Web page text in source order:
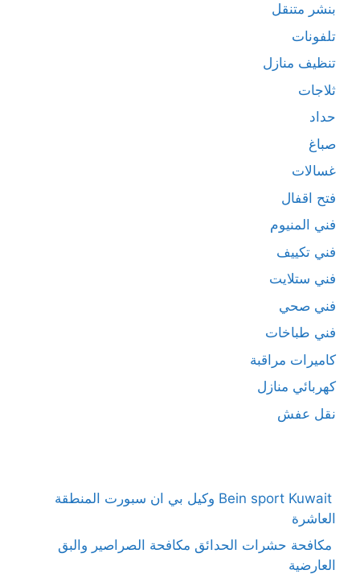
بنشر متنقل
تلفونات
تنظيف منازل
ثلاجات
حداد
صباغ
غسالات
فتح اقفال
فني المنيوم
فني تكييف
فني ستلايت
فني صحي
فني طباخات
كاميرات مراقبة
كهربائي منازل
نقل عفش
Bein sport Kuwait وكيل بي ان سبورت المنطقة
العاشرة
مكافحة حشرات الحدائق مكافحة الصراصير والبق
العارضية